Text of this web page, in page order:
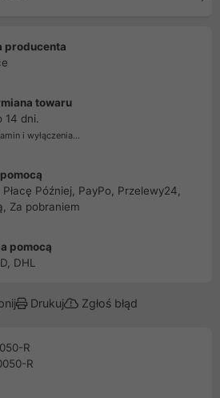
producenta
towaru
14 dni.
i wyłączenia...
Później, PayPo, Przelewy24,
Za pobraniem
pomocą
DHL
Drukuj Zgłoś błąd
R
R